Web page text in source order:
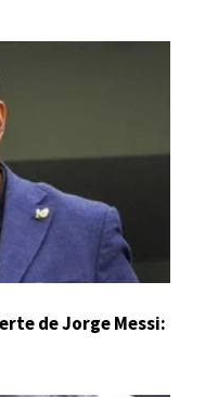
de Jorge Messi: